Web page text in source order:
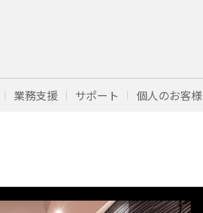
業務支援 サポート 個人のお客様